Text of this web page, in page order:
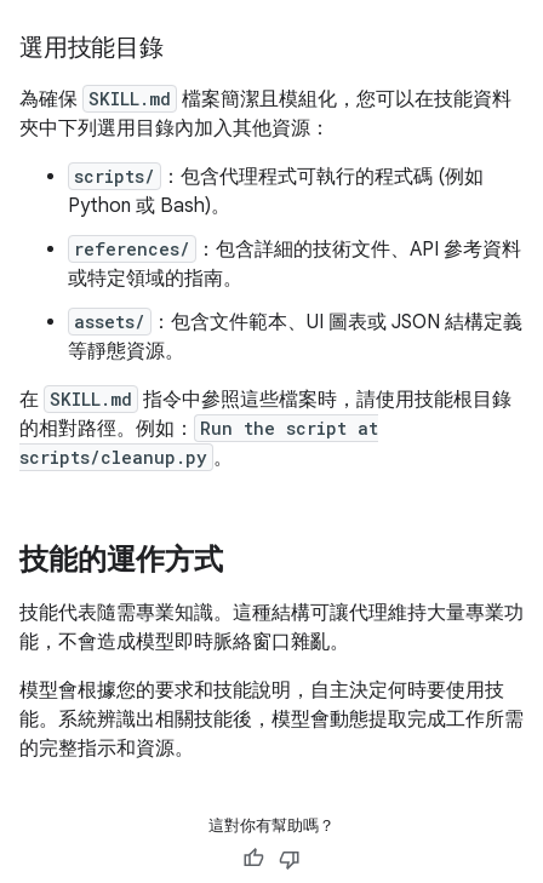
選用技能目錄
為確保 SKILL.md 檔案簡潔且模組化，您可以在技能資料
夾中下列選用目錄內加入其他資源：
scripts/
：包含代理程式可執行的程式碼 (例如
Python 或 Bash)。
references/
：包含詳細的技術文件、API 參考資料
或特定領域的指南。
assets/
：包含文件範本、UI 圖表或 JSON 結構定義
等靜態資源。
在 SKILL.md 指令中參照這些檔案時，請使用技能根目錄
的相對路徑。例如：
Run the script at
scripts/cleanup.py 。
技能的運作方式
技能代表隨需專業知識。這種結構可讓代理維持大量專業功
能，不會造成模型即時脈絡窗口雜亂。
模型會根據您的要求和技能說明，自主決定何時要使用技
能。系統辨識出相關技能後，模型會動態提取完成工作所需
的完整指示和資源。
這對你有幫助嗎？